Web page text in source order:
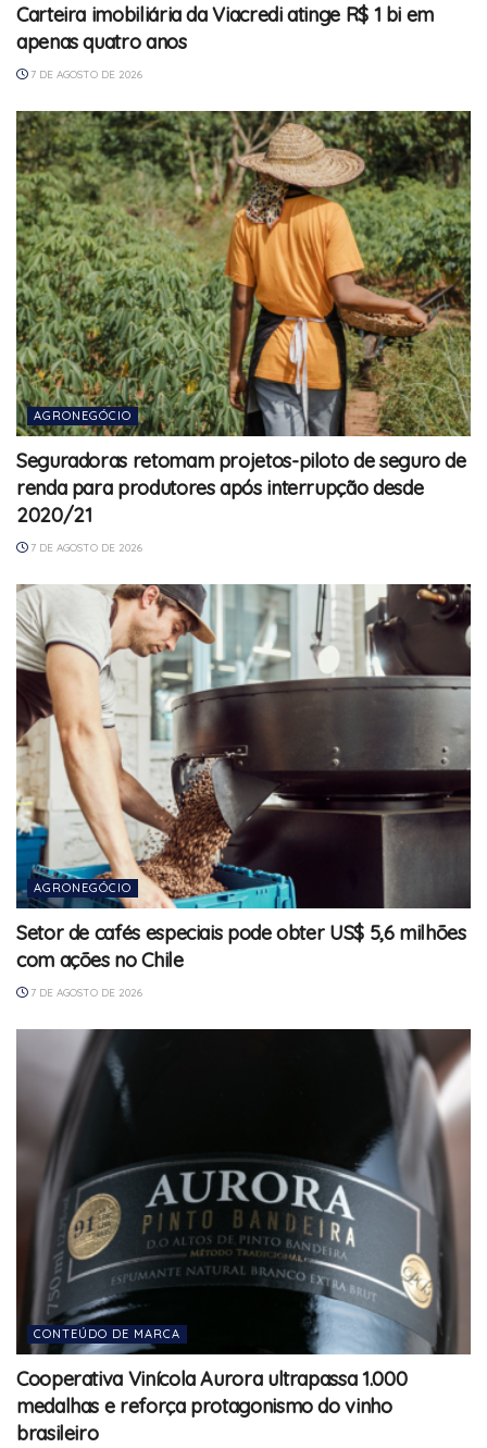
Carteira imobiliária da Viacredi atinge R$ 1 bi em
apenas quatro anos
7 DE AGOSTO DE 2026
AGRONEGÓCIO
Seguradoras retomam projetos-piloto de seguro de
renda para produtores após interrupção desde
2020/21
7 DE AGOSTO DE 2026
AGRONEGÓCIO
Setor de cafés especiais pode obter US$ 5,6 milhões
com ações no Chile
7 DE AGOSTO DE 2026
CONTEÚDO DE MARCA
Cooperativa Vinícola Aurora ultrapassa 1.000
medalhas e reforça protagonismo do vinho
brasileiro